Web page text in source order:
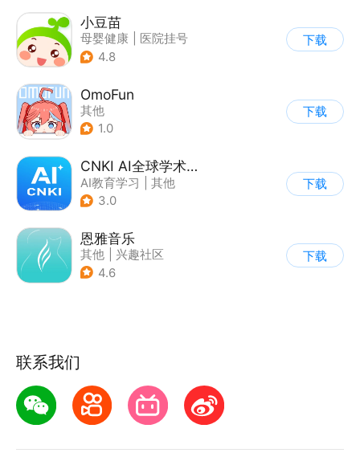
小豆苗
母婴健康
医院挂号
4.8
下载
OmoFun
其他
1.0
下载
CNKI AI全球学术快报
AI教育学习
其他
3.0
下载
恩雅音乐
其他
兴趣社区
4.6
下载
联系我们